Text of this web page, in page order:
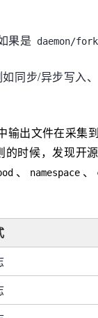
果是 daemon/fork
同步/异步写入
输出文件在采集
时候，发现开
、 namespace 、